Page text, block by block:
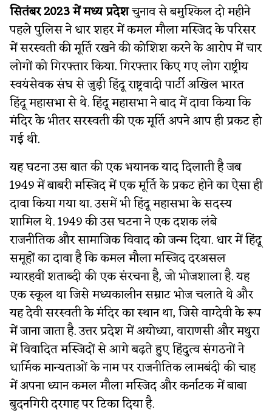
सितंबर 2023 में मध्य प्रदेशचुनाव से बमुश्किल दो महीने
पहले पुलिस ने धार शहर में कमल मौला मस्जिद के परिसर
में सरस्वती की मूर्ति रखने की कोशिश करने के आरोप में चार
लोगों को गिरफ्तार किया. गिरफ्तार किए गए लोग राष्ट्रीय
स्वयंसेवक संघ से जुड़ी हिंदू राष्ट्रवादी पार्टी अखिल भारत
हिंदू महासभा से थे. हिंदू महासभा ने बाद में दावा किया कि
मंदिर के भीतर सरस्वती की एक मूर्ति अपने आप ही प्रकट हो
गई थी.
यह घटना उस बात की एक भयानक याद दिलाती है जब
1949 में बाबरी मस्जिद में एक मूर्ति के प्रकट होने का ऐसा ही
दावा किया गया था. उसमें भी हिंदू महासभा के सदस्य
शामिल थे. 1949 की उस घटना ने एक दशक लंबे
राजनीतिक और सामाजिक विवाद को जन्म दिया. धार में हिंदू
समूहों का दावा है कि कमल मौला मस्जिद दरअसल
ग्यारहवीं शताब्दी की एक संरचना है, जो भोजशाला है. यह
एक स्कूल था जिसे मध्यकालीन सम्राट भोज चलाते थे और
यह देवी सरस्वती के मंदिर का स्थान था, जिसे वाग्देवी के रूप
में जाना जाता है. उत्तर प्रदेश में अयोध्या, वाराणसी और मथुरा
में विवादित मस्जिदों से आगे बढ़ते हुए हिंदुत्व संगठनों ने
धार्मिक मान्यताओं के नाम पर राजनीतिक लामबंदी की चाह
में अपना ध्यान कमल मौला मस्जिद और कर्नाटक में बाबा
बुदनगिरी दरगाह पर टिका दिया है.